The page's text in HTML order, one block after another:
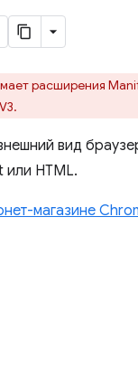
расширения
вид
HTML.
магазине